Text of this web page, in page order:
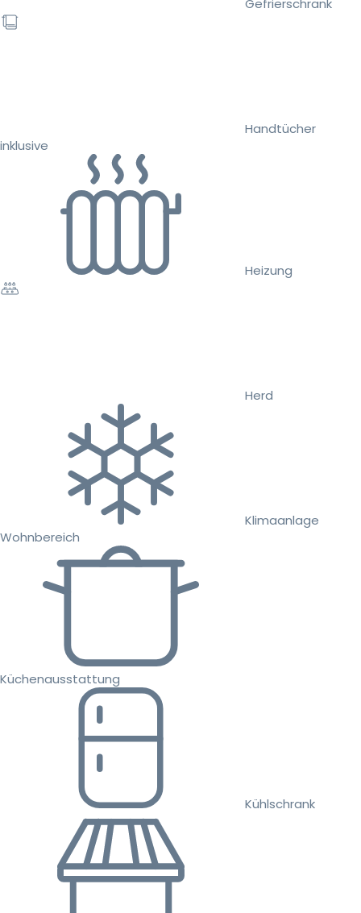
Handtücher
inklusive
Heizung
Herd
Klimaanlage
Wohnbereich
Küchenausstattung
Kühlschrank